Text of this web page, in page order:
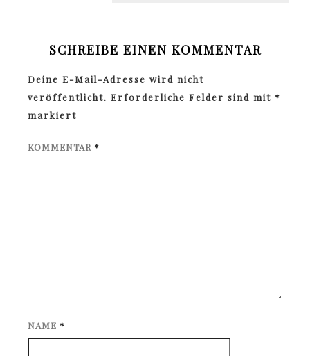
SCHREIBE EINEN KOMMENTAR
Deine E-Mail-Adresse wird nicht
veröffentlicht. Erforderliche Felder sind mit *
markiert
KOMMENTAR *
NAME *